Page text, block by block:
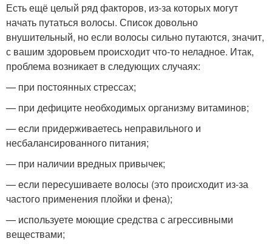
Есть ещё целый ряд факторов, из-за которых могут
начать путаться волосы. Список довольно
внушительный, но если волосы сильно путаются, значит,
с вашим здоровьем происходит что-то неладное. Итак,
проблема возникает в следующих случаях:
— при постоянных стрессах;
— при дефиците необходимых организму витаминов;
— если придерживаетесь неправильного и
несбалансированного питания;
— при наличии вредных привычек;
— если пересушиваете волосы (это происходит из-за
частого применения плойки и фена);
— используете моющие средства с агрессивными
веществами;